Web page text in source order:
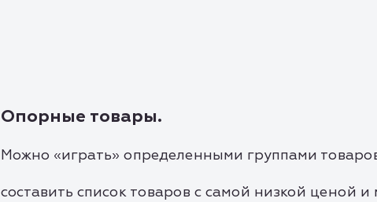
Опорные товары.
Можно «играть» определенными группами
составить список товаров с самой низкой ценой